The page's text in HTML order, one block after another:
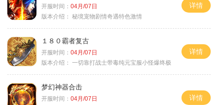
开服时间： 04月/07日
版本介绍： 秘境宠物剧情奇遇特色激情
详情
１８０霸者复古
开服时间： 04月/07日
版本介绍： 一切靠打战士带毒纯元宝服小怪爆终极
详情
梦幻神器合击
开服时间： 04月/07日
详情